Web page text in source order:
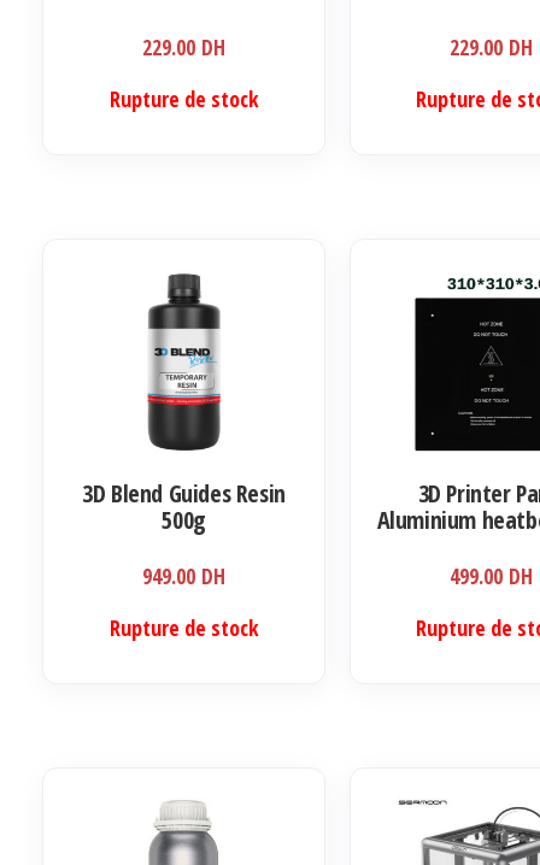
229.00 DH
Rupture de stock
229.00 DH
Rupture de
3D Blend Guides Resin
500g
949.00 DH
Rupture de stock
3D Printer
Aluminium
Creality 3D
499.00 DH
Rupture de